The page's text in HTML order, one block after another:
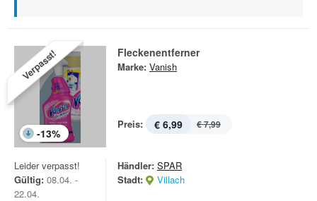
Verpasst!
-13%
Fleckenentferner
Marke: Vanish
Preis: € 6,99 € 7,99
Leider verpasst!
Gültig: 08.04. -
22.04.
Händler: SPAR
Stadt:
Villach